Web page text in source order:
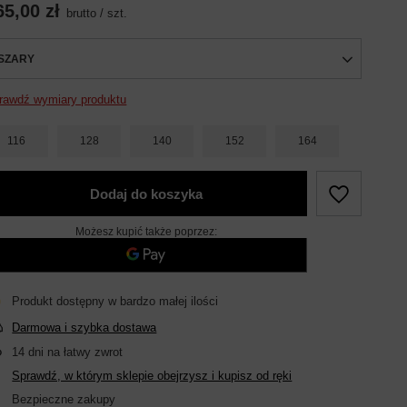
zł brutto /szt.
wymiary produktu
116 128 140 152 164
Dodaj do koszyka
Możesz kupić także poprzez:
Produkt dostępny w bardzo małej ilości
Darmowa i szybka dostawa
14 dni na łatwy zwrot
Sprawdź, w którym sklepie obejrzysz i kupisz od ręki
Bezpieczne zakupy